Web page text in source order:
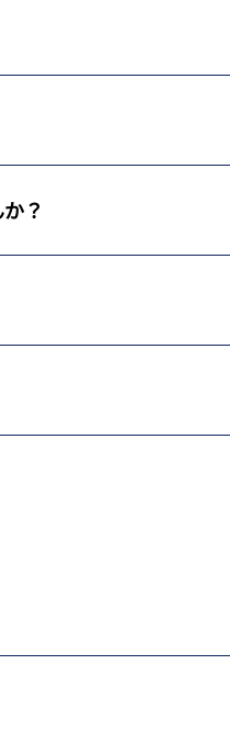
？